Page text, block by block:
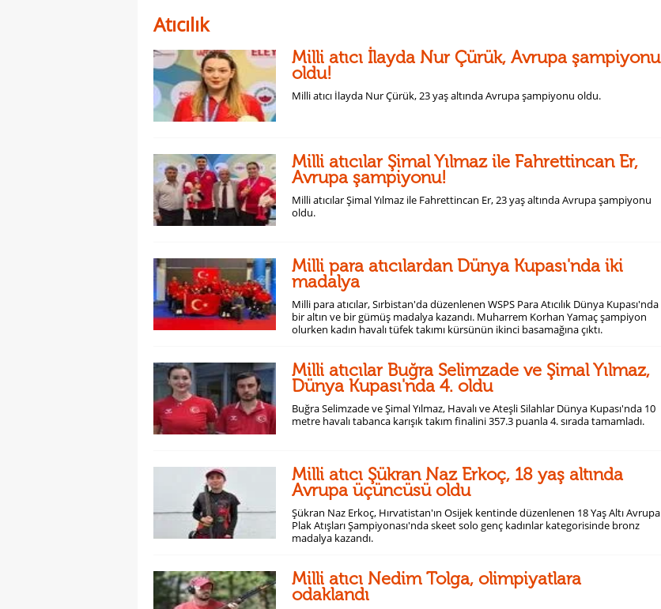
Atıcılık
Milli atıcı İlayda Nur Çürük, Avrupa şampiyonu
oldu!
Milli atıcı İlayda Nur Çürük, 23 yaş altında Avrupa şampiyonu oldu.
Milli atıcılar Şimal Yılmaz ile Fahrettincan Er,
Avrupa şampiyonu!
Milli atıcılar Şimal Yılmaz ile Fahrettincan Er, 23 yaş altında Avrupa şampiyonu
oldu.
Milli para atıcılardan Dünya Kupası'nda iki
madalya
Milli para atıcılar, Sırbistan'da düzenlenen WSPS Para Atıcılık Dünya Kupası'nda
bir altın ve bir gümüş madalya kazandı. Muharrem Korhan Yamaç şampiyon
olurken kadın havalı tüfek takımı kürsünün ikinci basamağına çıktı.
Milli atıcılar Buğra Selimzade ve Şimal Yılmaz,
Dünya Kupası'nda 4. oldu
Buğra Selimzade ve Şimal Yılmaz, Havalı ve Ateşli Silahlar Dünya Kupası'nda 10
metre havalı tabanca karışık takım finalini 357.3 puanla 4. sırada tamamladı.
Milli atıcı Şükran Naz Erkoç, 18 yaş altında
Avrupa üçüncüsü oldu
Şükran Naz Erkoç, Hırvatistan'ın Osijek kentinde düzenlenen 18 Yaş Altı Avrupa
Plak Atışları Şampiyonası'nda skeet solo genç kadınlar kategorisinde bronz
madalya kazandı.
Milli atıcı Nedim Tolga, olimpiyatlara
odaklandı